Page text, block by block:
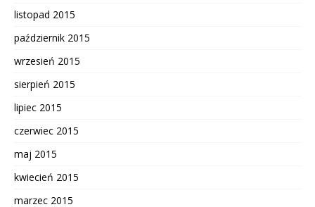
listopad 2015
październik 2015
wrzesień 2015
sierpień 2015
lipiec 2015
czerwiec 2015
maj 2015
kwiecień 2015
marzec 2015